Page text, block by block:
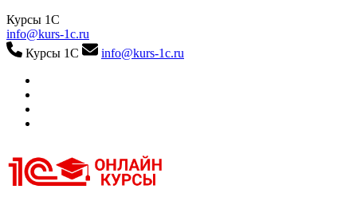
Курсы 1С
info@kurs-1c.ru
Курсы 1С
info@kurs-1c.ru